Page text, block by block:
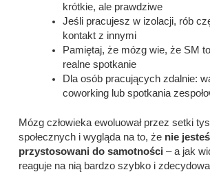
krótkie, ale prawdziwe
Jeśli pracujesz w izolacji, rób
kontakt z innymi
Pamiętaj, że mózg wie, że SM
realne spotkanie
Dla osób pracujących zdalnie:
coworking lub spotkania
Mózg człowieka ewoluował przez setki
społecznych i wygląda na to, że nie
przystosowani do samotności – a jak
reaguje na nią bardzo szybko i